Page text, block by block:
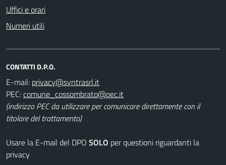
Uffici e orari
Numeri utili
CONTATTI D.P.O.
E-mail:
PEC:
(indirizzo PEC da utilizzare per comunicare direttamente con il
titolare del trattamento)
Usare la E-mail del DPO SOLO per questioni riguardanti la
privacy